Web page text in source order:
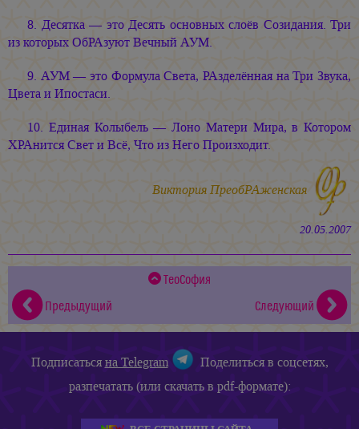
8. Десятка — это Десять основных слоёв Созидания. Три
из которых ОбРАзуют Вечный АУМ.
9. АУМ — это Формула Света, РАзделённая на Три Звука,
Цвета и Ипостаси.
10. Единая Колыбель — Лоно Матери Мира, в Котором
ХРАнится Свет и Всё, Что из Него Произходит.
Виктория ПреобРАженская
20.05.2007
ТеоСофия
Предыдущий
Следующий
Подписатьсяна Telegram
Поделиться в соцсетях,
разпечатать (или скачать в pdf-формате):